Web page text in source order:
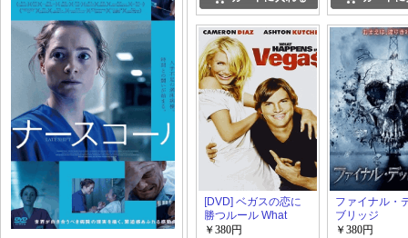
[DVD] ベガスの恋に
勝つルール What
Happens In Vegas
￥380円
ファイナル・
ブリッジ
￥380円